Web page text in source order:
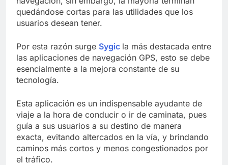
quedándose cortas para las utilidades que los
usuarios desean tener.
Por esta razón surge Sygic la más destacada entre
las aplicaciones de navegación GPS, esto se debe
esencialmente a la mejora constante de su
tecnología.
Esta aplicación es un indispensable ayudante de
viaje a la hora de conducir o ir de caminata, pues
guía a sus usuarios a su destino de manera
exacta, evitando altercados en la vía, y brindando
caminos más cortos y menos congestionados por
el tráfico.